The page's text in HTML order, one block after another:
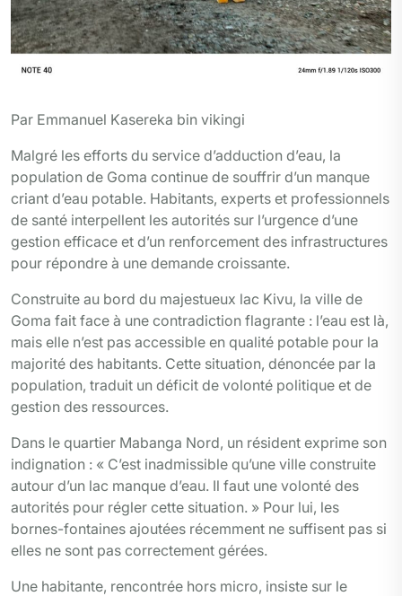
Par Emmanuel Kasereka bin vikingi
Malgré les efforts du service d’adduction d’eau, la
population de Goma continue de souffrir d’un manque
criant d’eau potable. Habitants, experts et professionnels
de santé interpellent les autorités sur l’urgence d’une
gestion efficace et d’un renforcement des infrastructures
pour répondre à une demande croissante.
Construite au bord du majestueux lac Kivu, la ville de
Goma fait face à une contradiction flagrante : l’eau est là,
mais elle n’est pas accessible en qualité potable pour la
majorité des habitants. Cette situation, dénoncée par la
population, traduit un déficit de volonté politique et de
gestion des ressources.
Dans le quartier Mabanga Nord, un résident exprime son
indignation : « C’est inadmissible qu’une ville construite
autour d’un lac manque d’eau. Il faut une volonté des
autorités pour régler cette situation. » Pour lui, les
bornes-fontaines ajoutées récemment ne suffisent pas si
elles ne sont pas correctement gérées.
Une habitante, rencontrée hors micro, insiste sur le